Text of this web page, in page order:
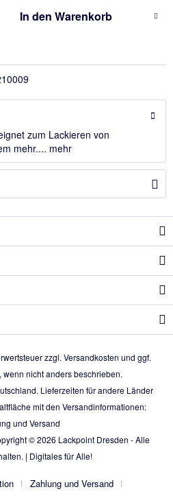
In den Warenkorb
zum Lackieren von
mehr.... mehr
zzgl. Versandkosten und ggf.
nicht anders beschrieben.
Lieferzeiten für andere Länder
mit den Versandinformationen:
und Versand
© 2026 Lackpoint Dresden - Alle
| Digitales für Alle!
Zahlung und Versand